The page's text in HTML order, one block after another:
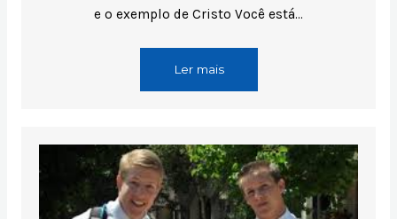
e o exemplo de Cristo Você está…
Ler mais